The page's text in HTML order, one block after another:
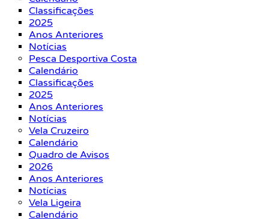
Classificações
2025
Anos Anteriores
Notícias
Pesca Desportiva Costa
Calendário
Classificações
2025
Anos Anteriores
Notícias
Vela Cruzeiro
Calendário
Quadro de Avisos
2026
Anos Anteriores
Notícias
Vela Ligeira
Calendário